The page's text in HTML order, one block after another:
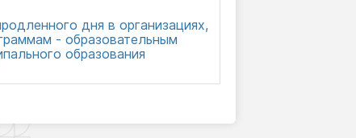
дня в организациях,
- образовательным
образования